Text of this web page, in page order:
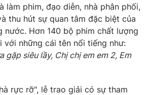
Truyền hình Việt Nam
báo VTV
in và báo điện tử số 483/GP-BTTTT
làm phim, đạo diễn, nhà phân phối,
thu hút sự quan tâm đặc biệt của
nước. Hơn 140 bộ phim chất lượng
với những cái tên nổi tiếng như:
gặp siêu lầy, Chị chị em em 2, Em
rực rỡ", lễ trao giải có sự tham